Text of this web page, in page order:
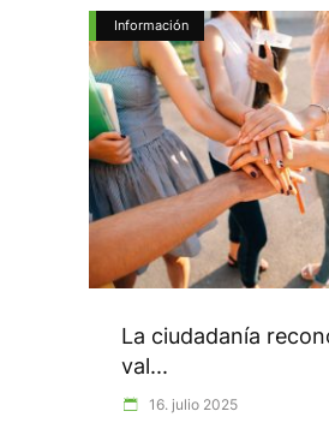
Información
La ciudadanía
val...
16. julio 2025